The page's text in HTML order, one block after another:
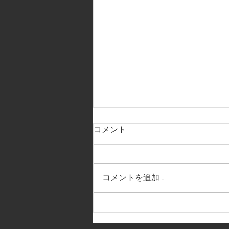
2026.7.11.人物講座
コメント
コメントを追加…